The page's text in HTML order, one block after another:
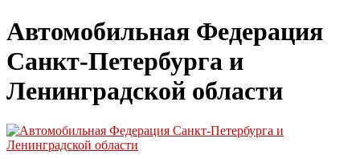
Автомобильная Федерация
Санкт-Петербурга и
Ленинградской области